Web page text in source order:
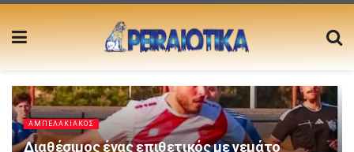
ΑΜΠΕΛΑΚΙΑΚΟΣ
Διαθέσιμος ένας επιθετικός με γεμάτο